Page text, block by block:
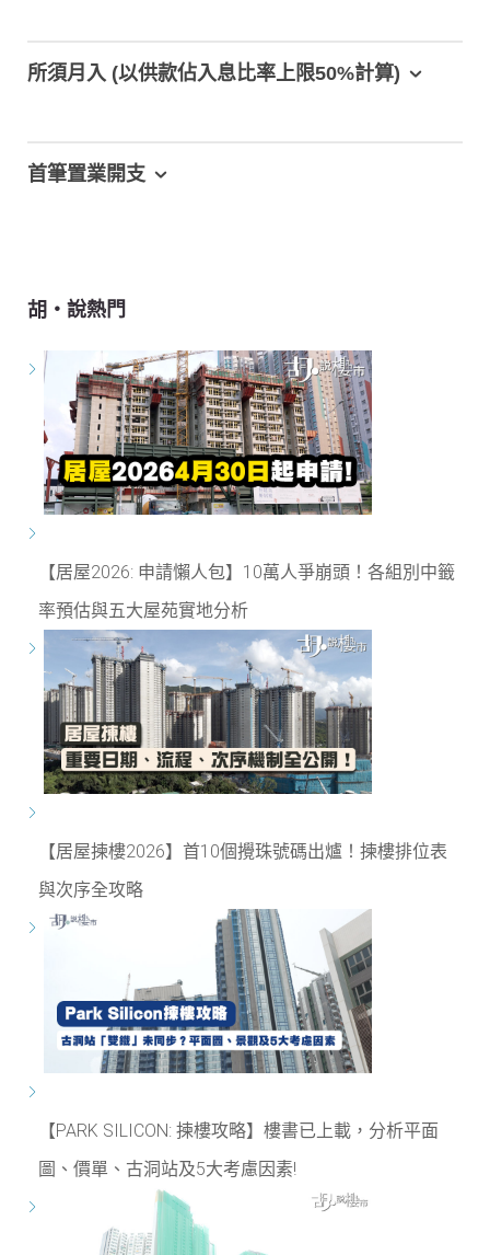
所須月入 (以供款佔入息比率上限50%計算)
首筆置業開支
胡‧說熱門
【居屋2026: 申請懶人包】10萬人爭崩頭！各組別中籤
率預估與五大屋苑實地分析
【居屋揀樓2026】首10個攪珠號碼出爐！揀樓排位表
與次序全攻略
【PARK SILICON: 揀樓攻略】樓書已上載，分析平面
圖、價單、古洞站及5大考慮因素!